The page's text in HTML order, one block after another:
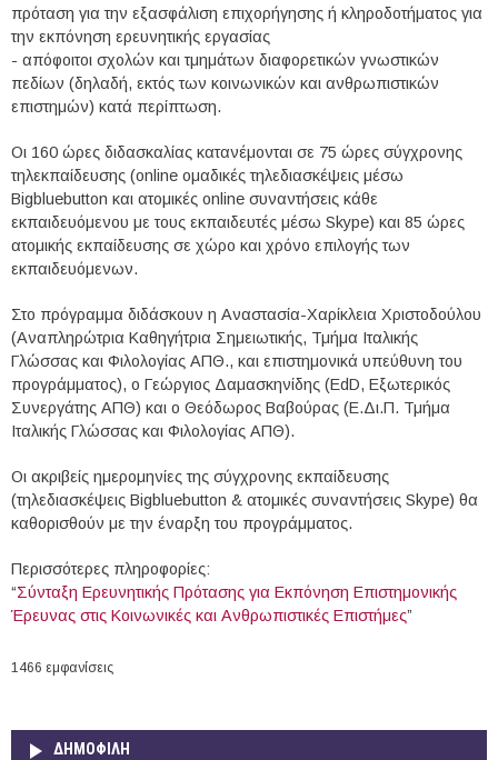
πρόταση για την εξασφάλιση επιχορήγησης ή κληροδοτήματος για
την εκπόνηση ερευνητικής εργασίας
- απόφοιτοι σχολών και τμημάτων διαφορετικών γνωστικών
πεδίων (δηλαδή, εκτός των κοινωνικών και ανθρωπιστικών
επιστημών) κατά περίπτωση.
Οι 160 ώρες διδασκαλίας κατανέμονται σε 75 ώρες σύγχρονης
τηλεκπαίδευσης (online ομαδικές τηλεδιασκέψεις μέσω
Bigbluebutton και ατομικές online συναντήσεις κάθε
εκπαιδευόμενου με τους εκπαιδευτές μέσω Skype) και 85 ώρες
ατομικής εκπαίδευσης σε χώρο και χρόνο επιλογής των
εκπαιδευόμενων.
Στο πρόγραμμα διδάσκουν η Αναστασία-Χαρίκλεια Χριστοδούλου
(Αναπληρώτρια Καθηγήτρια Σημειωτικής, Τμήμα Ιταλικής
Γλώσσας και Φιλολογίας ΑΠΘ., και επιστημονικά υπεύθυνη του
προγράμματος), ο Γεώργιος Δαμασκηνίδης (EdD, Εξωτερικός
Συνεργάτης ΑΠΘ) και ο Θεόδωρος Βαβούρας (Ε.Δι.Π. Τμήμα
Ιταλικής Γλώσσας και Φιλολογίας ΑΠΘ).
Οι ακριβείς ημερομηνίες της σύγχρονης εκπαίδευσης
(τηλεδιασκέψεις Bigbluebutton & ατομικές συναντήσεις Skype) θα
καθορισθούν με την έναρξη του προγράμματος.
Περισσότερες πληροφορίες:
“Σύνταξη Ερευνητικής Πρότασης για Εκπόνηση Επιστημονικής
Έρευνας στις Κοινωνικές και Ανθρωπιστικές Επιστήμες”
1466 εμφανίσεις
ΔΗΜΟΦΙΛΗ